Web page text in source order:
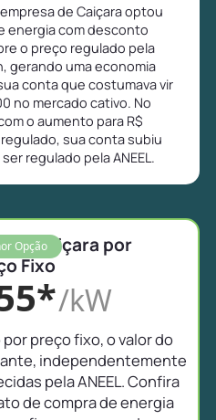
de Caiçara optou
energia com desconto
o preço regulado pela
gerando uma economia
conta que costumava vir
no mercado cativo. No
o aumento para R$
sua conta subiu
regulado pela ANEEL.
OpçãoCaiçara por
Fixo
/kW
preço fixo, o valor do
independentemente
pela ANEEL. Confira
de compra de energia